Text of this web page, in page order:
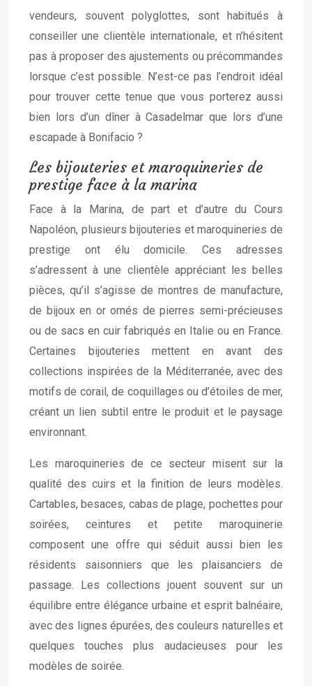
vendeurs, souvent polyglottes, sont habitués à
conseiller une clientèle internationale, et n’hésitent
pas à proposer des ajustements ou précommandes
lorsque c’est possible. N’est-ce pas l’endroit idéal
pour trouver cette tenue que vous porterez aussi
bien lors d’un dîner à Casadelmar que lors d’une
escapade à Bonifacio ?
Les bijouteries et maroquineries de
prestige face à la marina
Face à la Marina, de part et d’autre du Cours
Napoléon, plusieurs bijouteries et maroquineries de
prestige ont élu domicile. Ces adresses
s’adressent à une clientèle appréciant les belles
pièces, qu’il s’agisse de montres de manufacture,
de bijoux en or ornés de pierres semi-précieuses
ou de sacs en cuir fabriqués en Italie ou en France.
Certaines bijouteries mettent en avant des
collections inspirées de la Méditerranée, avec des
motifs de corail, de coquillages ou d’étoiles de mer,
créant un lien subtil entre le produit et le paysage
environnant.
Les maroquineries de ce secteur misent sur la
qualité des cuirs et la finition de leurs modèles.
Cartables, besaces, cabas de plage, pochettes pour
soirées, ceintures et petite maroquinerie
composent une offre qui séduit aussi bien les
résidents saisonniers que les plaisanciers de
passage. Les collections jouent souvent sur un
équilibre entre élégance urbaine et esprit balnéaire,
avec des lignes épurées, des couleurs naturelles et
quelques touches plus audacieuses pour les
modèles de soirée.